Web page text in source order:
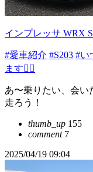
インプレッサ WRX
#愛車紹介 #S203 #い
ます🙇‍♂️
あ〜乗りたい、会い
走ろう！
thumb_up 155
comment7
2025/04/19 09:04